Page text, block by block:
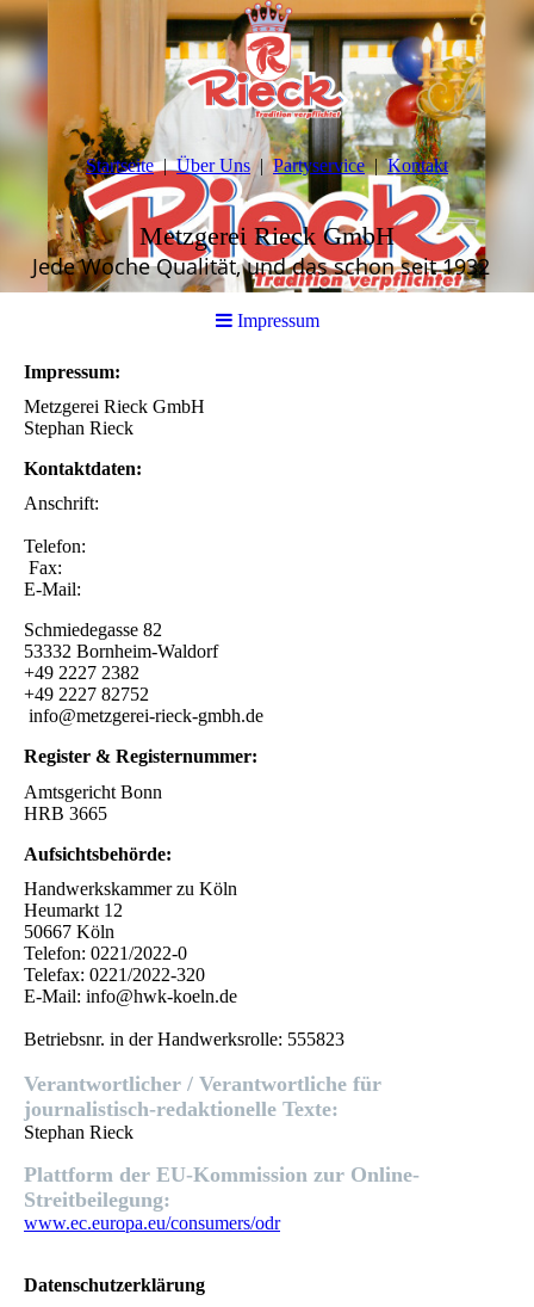
Startseite Über Uns Partyservice Kontakt
Metzgerei Rieck GmbH
Jede Woche Qualität, und das schon seit 1932
Impressum
Impressum:
Metzgerei Rieck GmbH
Stephan Rieck
Kontaktdaten:
Anschrift:
Telefon:
Fax:
E-Mail:
Schmiedegasse 82
53332 Bornheim-Waldorf
+49 2227 2382
+49 2227 82752
info@metzgerei-rieck-gmbh.de
Register & Registernummer:
Amtsgericht Bonn
HRB 3665
Aufsichtsbehörde:
Handwerkskammer zu Köln
Heumarkt 12
50667 Köln
Telefon: 0221/2022-0
Telefax: 0221/2022-320
E-Mail: info@hwk-koeln.de
Betriebsnr. in der Handwerksrolle: 555823
Verantwortlicher / Verantwortliche für
journalistisch-redaktionelle Texte:
Stephan Rieck
Plattform der EU-Kommission zur Online-
Streitbeilegung:
www.ec.europa.eu/consumers/odr
Datenschutz­erklärung